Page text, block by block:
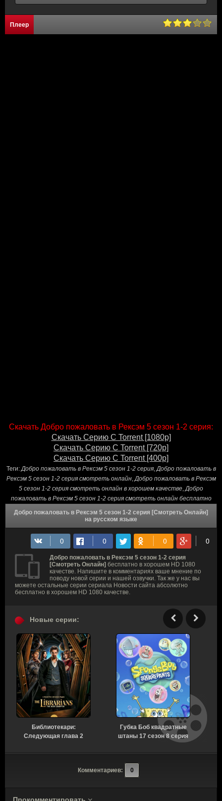
Плеер
Скачать Добро пожаловать в Рексэм 5 сезон 1-2 серия:
Скачать Серию С Torrent [1080p]
Скачать Серию С Torrent [720p]
Скачать Серию С Torrent [400p]
Теги:Добро пожаловать в Рексэм 5 сезон 1-2 серия,Добро пожаловать в
Рексэм 5 сезон 1-2 серия смотреть онлайн,Добро пожаловать в Рексэм
5 сезон 1-2 серия смотреть онлайн в хорошем качестве,Добро
пожаловать в Рексэм 5 сезон 1-2 серия смотреть онлайн бесплатно
Добро пожаловать в Рексэм 5 сезон 1-2 серия [Смотреть Онлайн]
на русском языке
Добро пожаловать в Рексэм 5 сезон 1-2 серия
[Смотреть Онлайн] бесплатно в хорошем HD 1080
качестве. Напишите в комментариях ваше мнение по
поводу новой серии и нашей озвучки. Так же у нас вы
можете остальные серии сериала Новости сайта абсолютно
бесплатно в хорошем HD 1080 качестве.
Новые серии:
Библиотекари:
Следующая глава 2
Онлайн]
Губка Боб квадратные
штаны 17 сезон 8 серия
Комментариев: 0